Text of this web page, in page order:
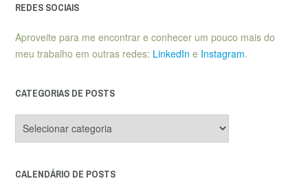
REDES SOCIAIS
Aproveite para me encontrar e conhecer um pouco mais do
meu trabalho em outras redes: LinkedIn e Instagram.
CATEGORIAS DE POSTS
de
CALENDÁRIO DE POSTS